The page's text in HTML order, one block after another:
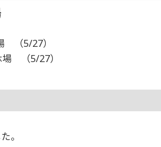
（5/27）
（5/27）
。